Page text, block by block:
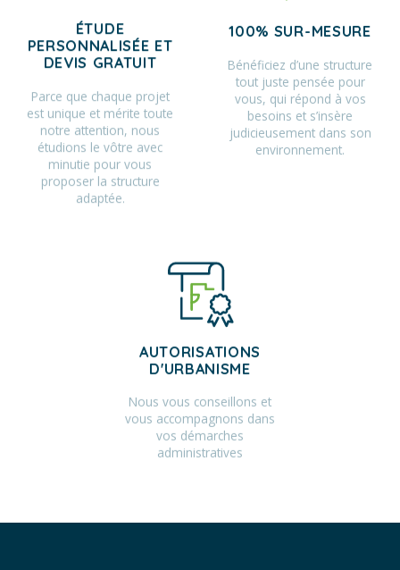
ÉTUDE
PERSONNALISÉE ET
DEVIS GRATUIT
Parce que chaque projet
est unique et mérite toute
notre attention, nous
étudions le vôtre avec
minutie pour vous
proposer la structure
adaptée.
100% SUR-MESURE
Bénéficiez d’une structure
tout juste pensée pour
vous, qui répond à vos
besoins et s’insère
judicieusement dans son
environnement.
AUTORISATIONS
D'URBANISME
Nous vous conseillons et
vous accompagnons dans
vos démarches
administratives